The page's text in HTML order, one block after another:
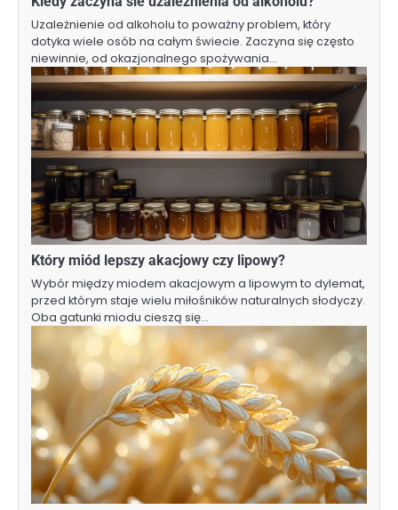
Uzależnienie od alkoholu to poważny problem, który
dotyka wiele osób na całym świecie. Zaczyna się często
niewinnie, od okazjonalnego spożywania…
Który miód lepszy akacjowy czy lipowy?
Wybór między miodem akacjowym a lipowym to dylemat,
przed którym staje wielu miłośników naturalnych słodyczy.
Oba gatunki miodu cieszą się…